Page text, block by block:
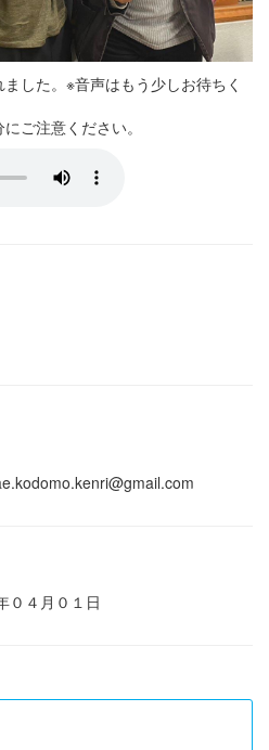
した。※音声はもう少しお待ちく
ご注意ください。
０４月０１日